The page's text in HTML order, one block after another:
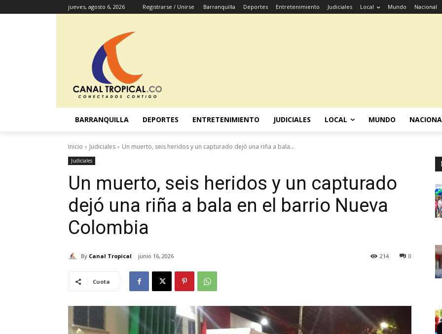
jueves, agosto 6, 2026 Registrarse / Unirse Barranquilla Deportes Entretenimiento Judiciales Local Mundo Nacional
BARRANQUILLA DEPORTES ENTRETENIMIENTO JUDICIALES LOCAL MUNDO
Inicio Judiciales Un muerto, seis heridos y un capturado dejó una riña a bala...
Judiciales
Un muerto, seis heridos y un capturado
dejó una riña a bala en el barrio Nueva
Colombia
By Canal Tropical junio 16, 2026 0
214
Cuota